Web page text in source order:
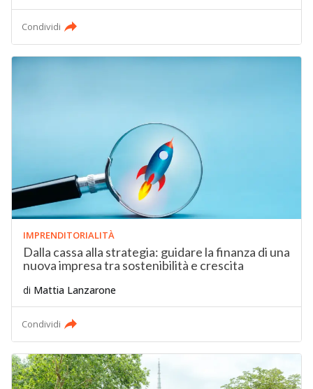
Condividi
IMPRENDITORIALITÀ
Dalla cassa alla strategia: guidare la finanza di una
nuova impresa tra sostenibilità e crescita
di Mattia Lanzarone
Condividi